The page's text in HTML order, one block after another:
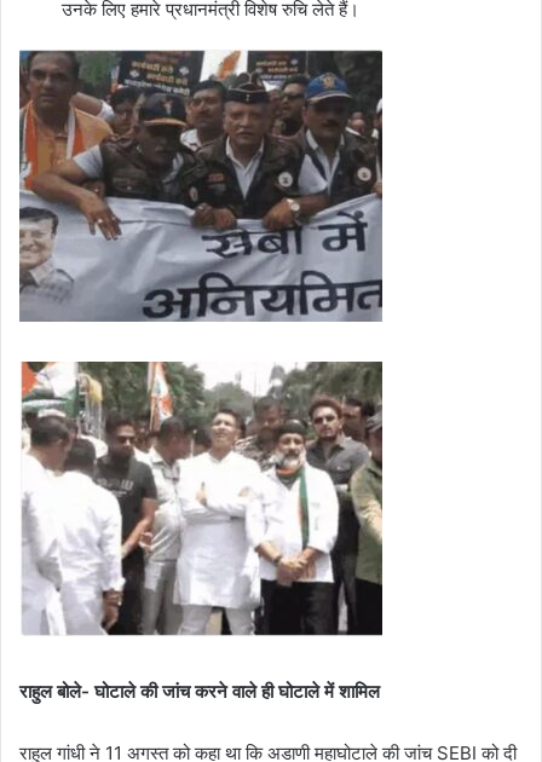
उनके लिए हमारे प्रधानमंत्री विशेष रुचि लेते हैं।
राहुल बोले- घोटाले की जांच करने वाले ही घोटाले में शामिल
राहुल गांधी ने 11 अगस्त को कहा था कि अडाणी महाघोटाले की जांच SEBI को दी